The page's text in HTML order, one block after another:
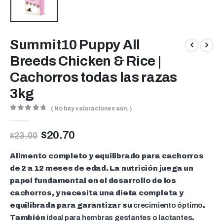
Summit10 Puppy All
Breeds Chicken & Rice |
Cachorros todas las razas
3kg
( No hay valoraciones aún. )
$23.00 $20.70
Alimento completo y equilibrado para cachorros
de 2 a 12 meses de edad. La nutrición juega un
papel fundamental en el desarrollo de los
cachorros, y necesita una dieta completa y
equilibrada para garantizar su crecimiento óptimo.
También ideal para hembras gestantes o lactantes.